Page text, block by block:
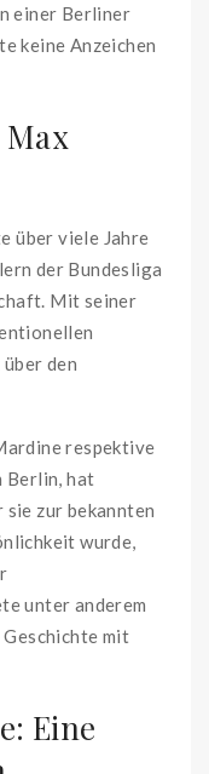
einer Berliner
keine Anzeichen
über viele Jahre
der Bundesliga
Mit seiner
den
respektive
Berlin, hat
zur bekannten
wurde,
unter anderem
mit
Eine